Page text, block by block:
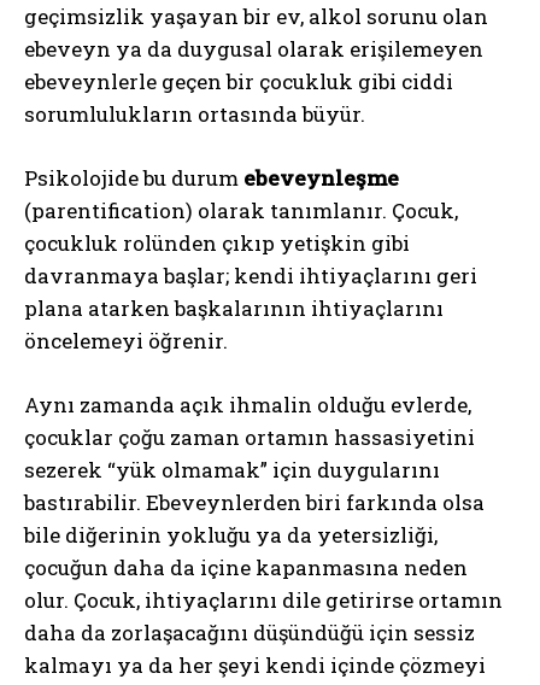
geçimsizlik yaşayan bir ev, alkol sorunu olan
ebeveyn ya da duygusal olarak erişilemeyen
ebeveynlerle geçen bir çocukluk gibi ciddi
sorumlulukların ortasında büyür.
Psikolojide bu durum ebeveynleşme
(parentification) olarak tanımlanır. Çocuk,
çocukluk rolünden çıkıp yetişkin gibi
davranmaya başlar; kendi ihtiyaçlarını geri
plana atarken başkalarının ihtiyaçlarını
öncelemeyi öğrenir.
Aynı zamanda açık ihmalin olduğu evlerde,
çocuklar çoğu zaman ortamın hassasiyetini
sezerek “yük olmamak” için duygularını
bastırabilir. Ebeveynlerden biri farkında olsa
bile diğerinin yokluğu ya da yetersizliği,
çocuğun daha da içine kapanmasına neden
olur. Çocuk, ihtiyaçlarını dile getirirse ortamın
daha da zorlaşacağını düşündüğü için sessiz
kalmayı ya da her şeyi kendi içinde çözmeyi